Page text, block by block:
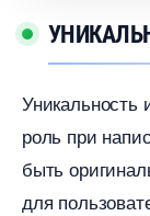
Уникальность
роль при
ыть
для